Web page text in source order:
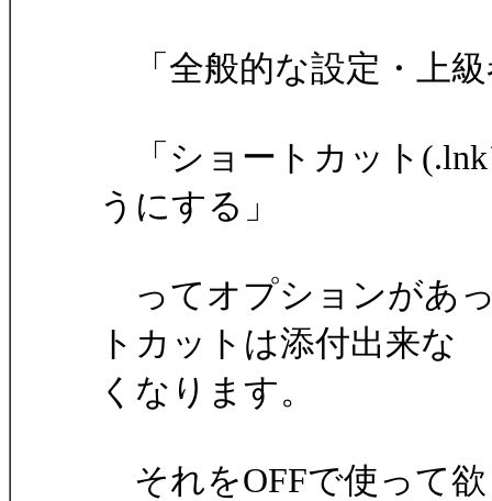
「全般的な設定・上
「ショートカット
うにする」
ってオプションがあ
トカットは添付出来な
くなります。
それをOFFで使って